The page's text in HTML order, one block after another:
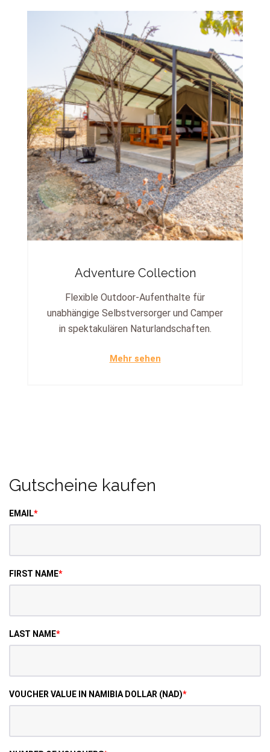
Adventure Collection
Flexible Outdoor-Aufenthalte für
unabhängige Selbstversorger und Camper
in spektakulären Naturlandschaften.
Mehr sehen
Gutscheine kaufen
EMAIL*
FIRST NAME*
LAST NAME*
VOUCHER VALUE IN NAMIBIA DOLLAR (NAD)*